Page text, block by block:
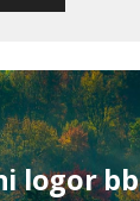
logor bb